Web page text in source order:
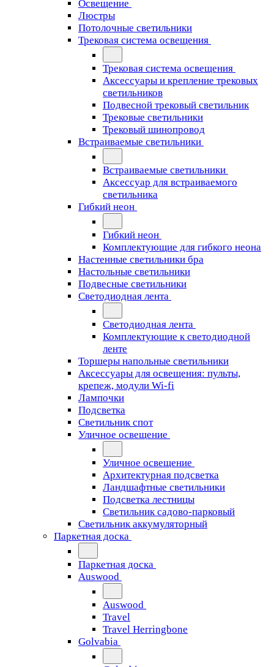
Освещение
Люстры
Потолочные светильники
Трековая система освещения
Трековая система освещения
Аксессуары и крепление трековых
светильников
Подвесной трековый светильник
Трековые светильники
Трековый шинопровод
Встраиваемые светильники
Встраиваемые светильники
Аксессуар для встраиваемого
светильника
Гибкий неон
Гибкий неон
Комплектующие для гибкого неона
Настенные светильники бра
Настольные светильники
Подвесные светильники
Светодиодная лента
Светодиодная лента
Комплектующие к светодиодной
ленте
Торшеры напольные светильники
Аксессуары для освещения: пульты,
крепеж, модули Wi-fi
Лампочки
Подсветка
Светильник спот
Уличное освещение
Уличное освещение
Архитектурная подсветка
Ландшафтные светильники
Подсветка лестницы
Светильник садово-парковый
Светильник аккумуляторный
Паркетная доска
Паркетная доска
Auswood
Auswood
Travel
Travel Herringbone
Golvabia